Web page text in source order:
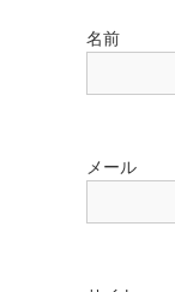
名前
メール